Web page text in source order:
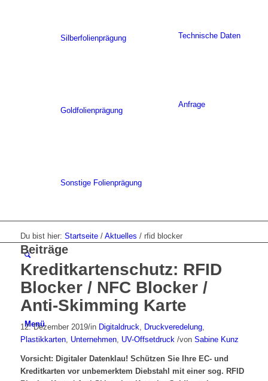
Silberfolienprägung
Goldfolienprägung
Sonstige Folienprägung
Technische Daten
Anfrage
Menü
Du bist hier: Startseite / Aktuelles / rfid blocker
Beiträge
Kreditkartenschutz: RFID
Blocker / NFC Blocker /
Anti-Skimming Karte
12. Dezember 2019/in Digitaldruck, Druckveredelung,
Plastikkarten, Unternehmen, UV-Offsetdruck /von Sabine Kunz
Vorsicht: Digitaler Datenklau! Schützen Sie Ihre EC- und
Kreditkarten vor unbemerktem Diebstahl mit einer sog. RFID